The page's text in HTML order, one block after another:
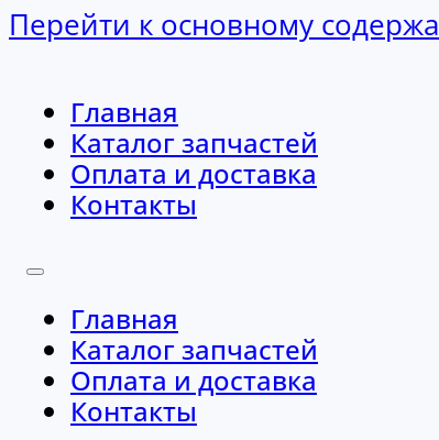
Перейти к основному
Главная
Каталог запчастей
Оплата и доставка
Контакты
Главная
Каталог запчастей
Оплата и доставка
Контакты